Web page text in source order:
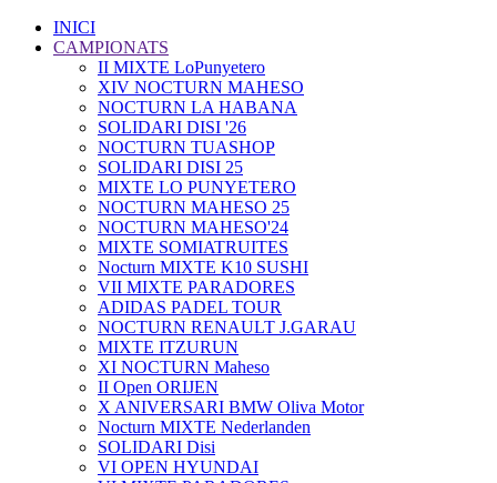
INICI
CAMPIONATS
II MIXTE LoPunyetero
XIV NOCTURN MAHESO
NOCTURN LA HABANA
SOLIDARI DISI '26
NOCTURN TUASHOP
SOLIDARI DISI 25
MIXTE LO PUNYETERO
NOCTURN MAHESO 25
NOCTURN MAHESO'24
MIXTE SOMIATRUITES
Nocturn MIXTE K10 SUSHI
VII MIXTE PARADORES
ADIDAS PADEL TOUR
NOCTURN RENAULT J.GARAU
MIXTE ITZURUN
XI NOCTURN Maheso
II Open ORIJEN
X ANIVERSARI BMW Oliva Motor
Nocturn MIXTE Nederlanden
SOLIDARI Disi
VI OPEN HYUNDAI